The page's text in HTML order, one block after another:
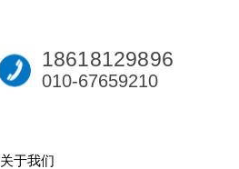
18618129896
010-67659210
关于我们